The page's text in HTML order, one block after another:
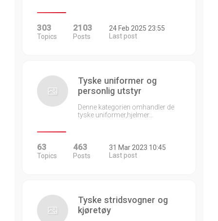
303
Topics
2103
Posts
24 Feb 2025 23:55
Last post
Tyske uniformer og
personlig utstyr
Denne kategorien omhandler de
tyske uniformer,hjelmer…
63
Topics
463
Posts
31 Mar 2023 10:45
Last post
Tyske stridsvogner og
kjøretøy